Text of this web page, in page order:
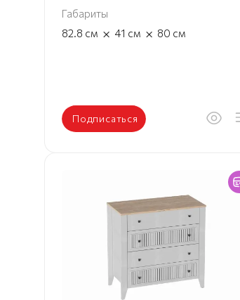
Габариты
82.8 см × 41 см × 80 см
Подписаться